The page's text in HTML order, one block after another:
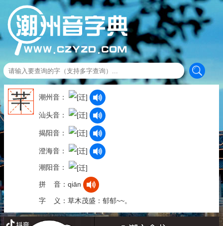
芊 潮州音：
汕头音：
揭阳音：
澄海音：
潮阳音：
拼 音：qiān
字 义：草木茂盛：郁郁~~。